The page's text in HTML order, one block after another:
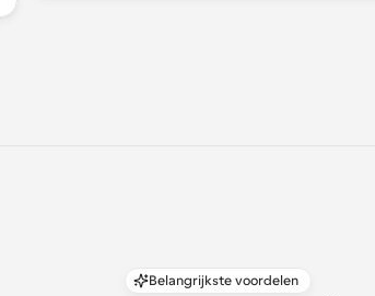
Belangrijkste voordelen